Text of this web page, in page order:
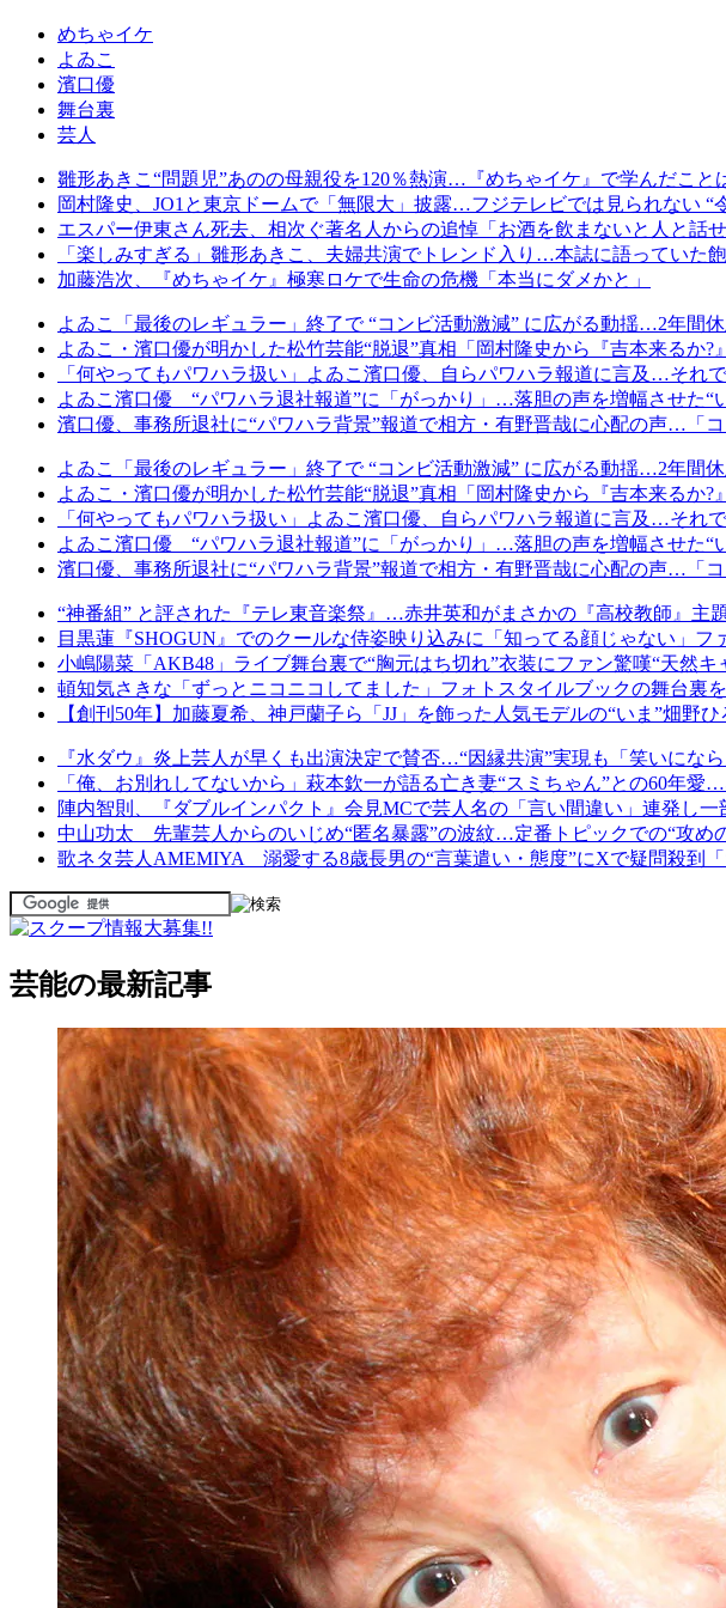
めちゃイケ
よゐこ
濱口優
舞台裏
芸人
雛形あきこ“問題児”あのの母親役を120％熱演…『めちゃイケ』で学んだこと
岡村隆史、JO1と東京ドームで「無限大」披露…フジテレビでは見られない “
エスパー伊東さん死去、相次ぐ著名人からの追悼「お酒を飲まないと人と話
「楽しみすぎる」雛形あきこ、夫婦共演でトレンド入り…本誌に語っていた
加藤浩次、『めちゃイケ』極寒ロケで生命の危機「本当にダメかと」
よゐこ「最後のレギュラー」終了で “コンビ活動激減” に広がる動揺…2年間休
よゐこ・濱口優が明かした松竹芸能“脱退”真相「岡村隆史から『吉本来るか?
「何やってもパワハラ扱い」よゐこ濱口優、自らパワハラ報道に言及…それ
よゐこ濱口優 “パワハラ退社報道”に「がっかり」…落胆の声を増幅させた“
濱口優、事務所退社に“パワハラ背景”報道で相方・有野晋哉に心配の声…「
よゐこ「最後のレギュラー」終了で “コンビ活動激減” に広がる動揺…2年間休
よゐこ・濱口優が明かした松竹芸能“脱退”真相「岡村隆史から『吉本来るか?
「何やってもパワハラ扱い」よゐこ濱口優、自らパワハラ報道に言及…それ
よゐこ濱口優 “パワハラ退社報道”に「がっかり」…落胆の声を増幅させた“
濱口優、事務所退社に“パワハラ背景”報道で相方・有野晋哉に心配の声…「
“神番組” と評された『テレ東音楽祭』…赤井英和がまさかの『高校教師』主
目黒蓮『SHOGUN』でのクールな侍姿映り込みに「知ってる顔じゃない」
小嶋陽菜「AKB48」ライブ舞台裏で“胸元はち切れ”衣装にファン驚嘆“天然
頓知気さきな「ずっとニコニコしてました」フォトスタイルブックの舞台裏
【創刊50年】加藤夏希、神戸蘭子ら「JJ」を飾った人気モデルの“いま”畑野
『水ダウ』炎上芸人が早くも出演決定で賛否…“因縁共演”実現も「笑いにな
「俺、お別れしてないから」萩本欽一が語る亡き妻“スミちゃん”との60年
陣内智則、『ダブルインパクト』会見MCで芸人名の「言い間違い」連発し
中山功太 先輩芸人からのいじめ“匿名暴露”の波紋…定番トピックでの“攻め
歌ネタ芸人AMEMIYA 溺愛する8歳長男の“言葉遣い・態度”にXで疑問殺到「
芸能の最新記事